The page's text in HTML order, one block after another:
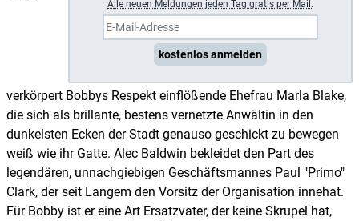
Alle neuen Meldungen jeden Tag gratis per Mail.
kostenlos anmelden
verkörpert Bobbys Respekt einflößende Ehefrau Marla Blake,
die sich als brillante, bestens vernetzte Anwältin in den
dunkelsten Ecken der Stadt genauso geschickt zu bewegen
weiß wie ihr Gatte. Alec Baldwin bekleidet den Part des
legendären, unnachgiebigen Geschäftsmannes Paul "Primo"
Clark, der seit Langem den Vorsitz der Organisation innehat.
Für Bobby ist er eine Art Ersatzvater, der keine Skrupel hat,